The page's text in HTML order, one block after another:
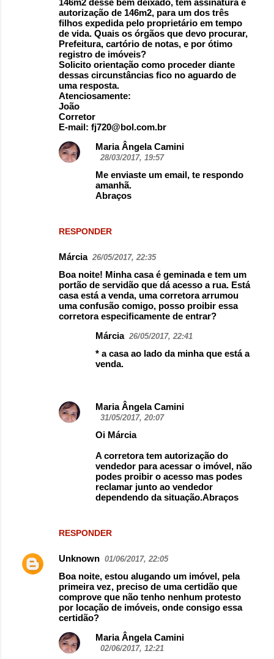
146m2 desse bem deixado, tem assinatura e
autorização de 146m2, para um dos três
filhos expedida pelo proprietário em tempo
de vida. Quais os órgãos que devo procurar,
Prefeitura, cartório de notas, e por ótimo
registro de imóveis?
Solicito orientação como proceder diante
dessas circunstâncias fico no aguardo de
uma resposta.
Atenciosamente:
João
Corretor
E-mail: fj720@bol.com.br
RESPONDER
Maria Ângela Camini
28/03/2017, 19:57
Me enviaste um email, te respondo
amanhã.
Abraços
Márcia 26/05/2017, 22:35
Boa noite! Minha casa é geminada e tem um
portão de servidão que dá acesso a rua. Está
casa está a venda, uma corretora arrumou
uma confusão comigo, posso proibir essa
corretora especificamente de entrar?
RESPONDER
Márcia 26/05/2017, 22:41
* a casa ao lado da minha que está a
venda.
Maria Ângela Camini
31/05/2017, 20:07
Oi Márcia
A corretora tem autorização do
vendedor para acessar o imóvel, não
podes proibir o acesso mas podes
reclamar junto ao vendedor
dependendo da situação.Abraços
Unknown 01/06/2017, 22:05
Boa noite, estou alugando um imóvel, pela
primeira vez, preciso de uma certidão que
comprove que não tenho nenhum protesto
por locação de imóveis, onde consigo essa
certidão?
Maria Ângela Camini
02/06/2017, 12:21